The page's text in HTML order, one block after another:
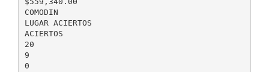
COMODIN
LUGAR ACIERTOS
ACIERTOS
20
9
0